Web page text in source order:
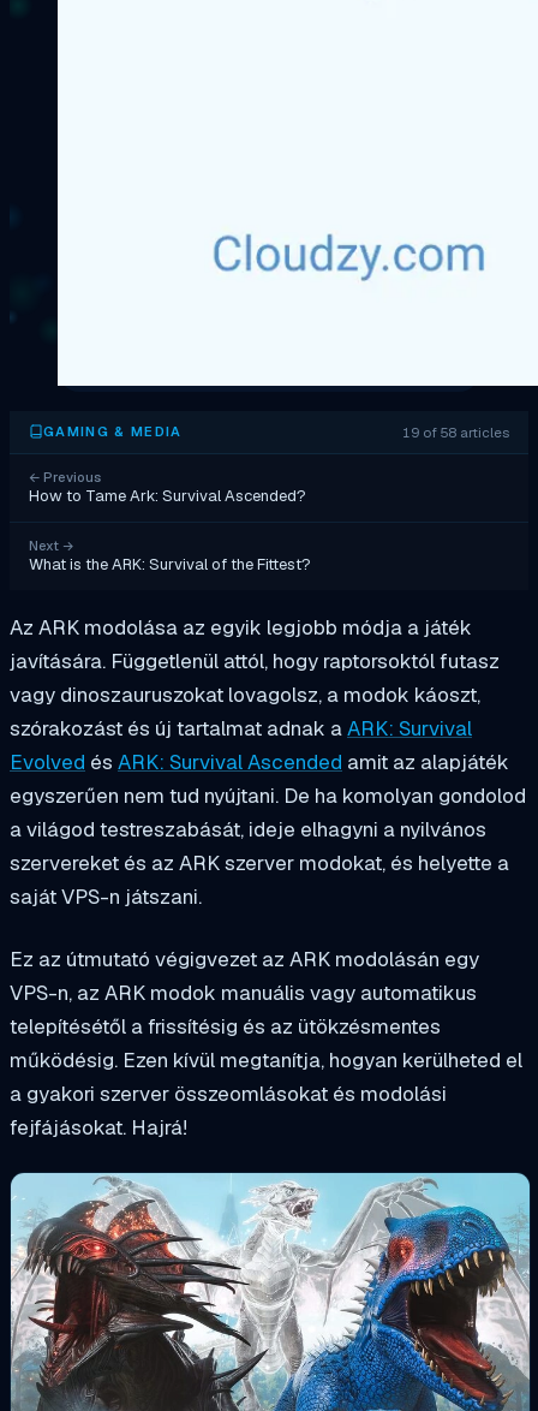
GAMING & MEDIA 19 of 58 articles
← Previous
How to Tame Ark: Survival Ascended?
Next →
What is the ARK: Survival of the Fittest?
Az ARK modolása az egyik legjobb módja a játék
javítására. Függetlenül attól, hogy raptorsoktól futasz
vagy dinoszauruszokat lovagolsz, a modok káoszt,
szórakozást és új tartalmat adnak aARK: Survival
Evolved és ARK: Survival Ascended amit az alapjáték
egyszerűen nem tud nyújtani. De ha komolyan gondolod
a világod testreszabását, ideje elhagyni a nyilvános
szervereket és az ARK szerver modokat, és helyette a
saját VPS-n játszani.
Ez az útmutató végigvezet az ARK modolásán egy
VPS-n, az ARK modok manuális vagy automatikus
telepítésétől a frissítésig és az ütökzésmentes
működésig. Ezen kívül megtanítja, hogyan kerülheted el
a gyakori szerver összeomlásokat és modolási
fejfájásokat. Hajrá!